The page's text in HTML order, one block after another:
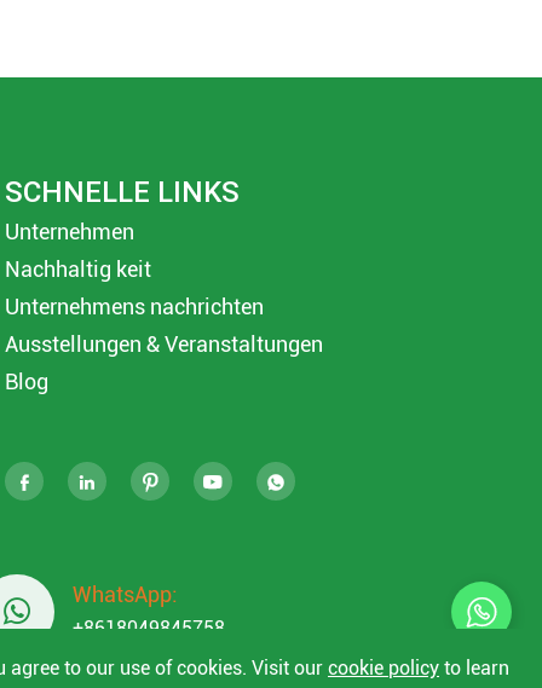
SCHNELLE LINKS
Unternehmen
Nachhaltig keit
Unternehmens nachrichten
Ausstellungen & Veranstaltungen
Blog
    
WhatsApp:
+8618049845758 
agree to our use of cookies. Visit our cookie policy to learn